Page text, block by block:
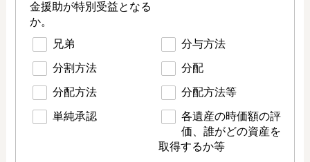
金援助が特別受益となる
か。
兄弟 分与方法
分割方法 分配
分配方法 分配方法等
単純承認
各遺産の時価額の評
価、誰がどの資産を
取得するか等